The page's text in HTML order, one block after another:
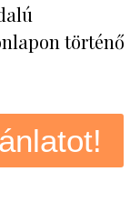
történő